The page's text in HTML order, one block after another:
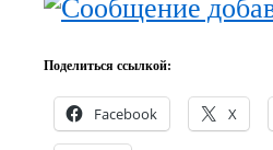
Поделиться ссылкой:
Facebook X